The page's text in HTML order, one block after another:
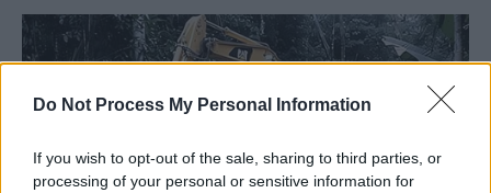
Do Not Process My Personal Information
If you wish to opt-out of the sale, sharing to third parties, or
processing of your personal or sensitive information for